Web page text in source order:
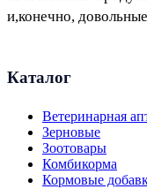
и,конечно,
Каталог
Ветеринарная
Зерновые
Зоотовары
Комбикорма
Кормовые